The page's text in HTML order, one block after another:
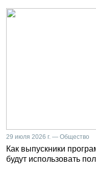
29 июля 2026 г. — Общество
Как выпускники
будут использовать